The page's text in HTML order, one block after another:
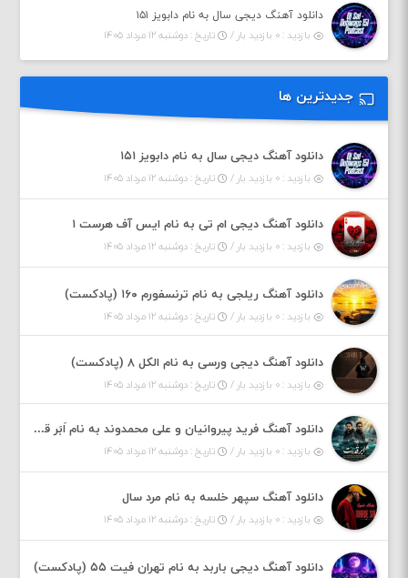
دانلود آهنگ دیجی سال به نام دابویز ۱۵۱
بازدید : ۰ بازدید بار /
تاریخ : دوشنبه ۱۲ مرداد ۱۴۰۵
جدیدترین ها
دانلود آهنگ دیجی سال به نام دابویز ۱۵۱
بازدید : ۰ بازدید بار / تاریخ : دوشنبه ۱۲ مرداد ۱۴۰۵
دانلود آهنگ دیجی ام تی به نام ایس آف هرست ۱
بازدید : ۰ بازدید بار / تاریخ : دوشنبه ۱۲ مرداد ۱۴۰۵
دانلود آهنگ ریلجی به نام ترنسفورم ۱۶۰ (پادکست)
بازدید : ۰ بازدید بار / تاریخ : دوشنبه ۱۲ مرداد ۱۴۰۵
دانلود آهنگ دیجی ورسی به نام الکل ۸ (پادکست)
بازدید : ۰ بازدید بار / تاریخ : دوشنبه ۱۲ مرداد ۱۴۰۵
دانلود آهنگ فرید پیروانیان و علی محمدوند به نام اَبَر قدرت
بازدید : ۰ بازدید بار / تاریخ : دوشنبه ۱۲ مرداد ۱۴۰۵
دانلود آهنگ سپهر خلسه به نام مرد سال
بازدید : ۰ بازدید بار / تاریخ : دوشنبه ۱۲ مرداد ۱۴۰۵
دانلود آهنگ دیجی باربد به نام تهران فیت ۵۵ (پادکست)